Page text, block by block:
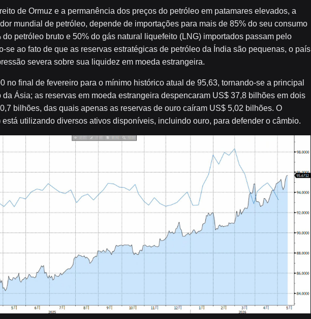
de Ormuz e a permanência dos preços do petróleo em patamares elevados, a
mundial de petróleo, depende de importações para mais de 85% do seu consumo
petróleo bruto e 50% do gás natural liquefeito (LNG) importados passam pelo
se ao fato de que as reservas estratégicas de petróleo da Índia são pequenas, o país
severa sobre sua liquidez em moeda estrangeira.
no final de fevereiro para o mínimo histórico atual de 95,63, tornando-se a principal
Ásia; as reservas em moeda estrangeira despencaram US$ 37,8 bilhões em dois
bilhões, das quais apenas as reservas de ouro caíram US$ 5,02 bilhões. O
utilizando diversos ativos disponíveis, incluindo ouro, para defender o câmbio.